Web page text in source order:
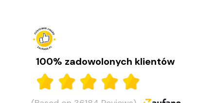
100% zadowolonych klientów